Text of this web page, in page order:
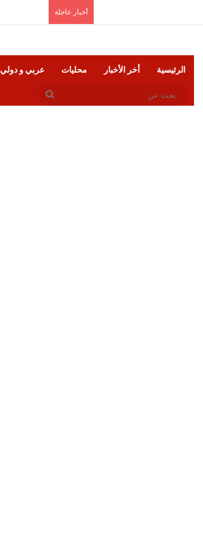
أخبار عاجلة
الرئيسية أخر الأخبار محليات عربي و دولي